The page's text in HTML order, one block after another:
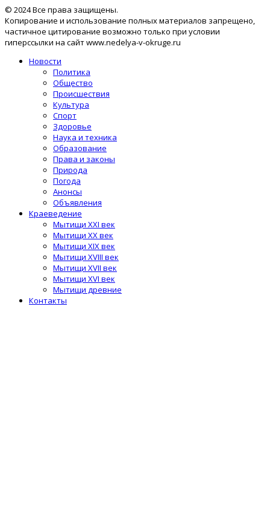
© 2024 Все права защищены.
Копирование и использование полных материалов запрещено,
частичное цитирование возможно только при условии
гиперссылки на сайт www.nedelya-v-okruge.ru
Новости
Политика
Общество
Происшествия
Культура
Спорт
Здоровье
Наука и техника
Образование
Права и законы
Природа
Погода
Анонсы
Объявления
Краеведение
Мытищи XXI век
Мытищи XX век
Мытищи XIX век
Мытищи XVIII век
Мытищи XVII век
Мытищи XVI век
Мытищи древние
Контакты